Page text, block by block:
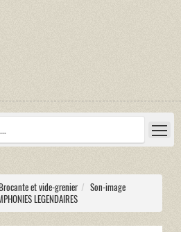
et vide-grenier
Son-image
LEGENDAIRES